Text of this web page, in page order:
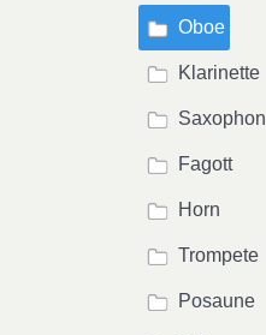
Oboe
Klarinette
Saxophon
Fagott
Horn
Trompete
Posaune